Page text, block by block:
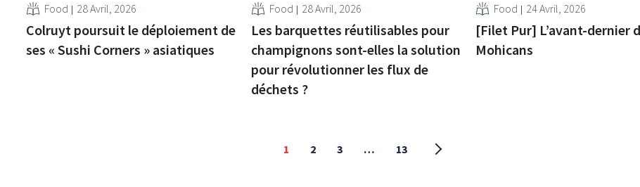
Food 28 Avril, 2026
Colruyt poursuit le déploiement de
ses « Sushi Corners » asiatiques
Food 28 Avril, 2026
Les barquettes réutilisables pour
champignons sont-elles la solution
pour révolutionner les flux de
déchets ?
Food 24 Avril, 2026
[Filet Pur] L’avant-dernier
Mohicans
1 2 3 … 13